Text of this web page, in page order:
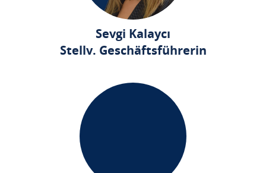
Sevgi Kalaycı
Stellv. Geschäftsführerin